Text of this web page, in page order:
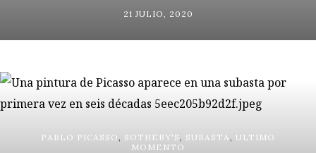
21 JULIO, 2020
PABLO PICASSO , SOTHEBY'S , SUBASTA , ULTIMO
MOMENTO